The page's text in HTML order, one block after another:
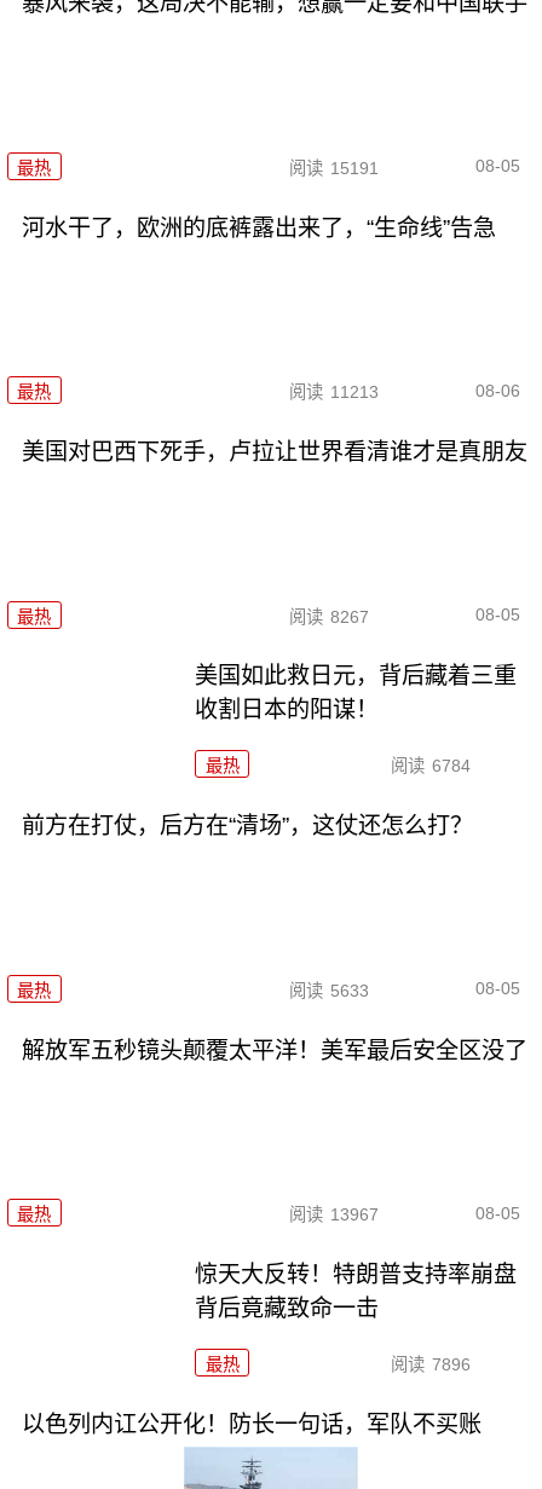
最热 阅读 15191 08-05
河水干了，欧洲的底裤露出来了，“生命线”告急
最热 阅读 11213 08-06
美国对巴西下死手，卢拉让世界看清谁才是真朋友
最热 阅读 8267 08-05
美国如此救日元，背后藏着三重
收割日本的阳谋！
最热 阅读 6784
前方在打仗，后方在“清场”，这仗还怎么打？
最热 阅读 5633 08-05
解放军五秒镜头颠覆太平洋！美军最后安全区没了
最热 阅读 13967 08-05
惊天大反转！特朗普支持率崩盘
背后竟藏致命一击
最热 阅读 7896
以色列内讧公开化！防长一句话，军队不买账